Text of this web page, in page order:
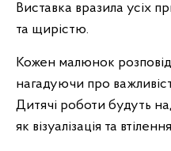
Виставка вразила усіх
та щирістю.
Кожен малюнок
нагадуючи про
Дитячі роботи будуть
як візуалізація та